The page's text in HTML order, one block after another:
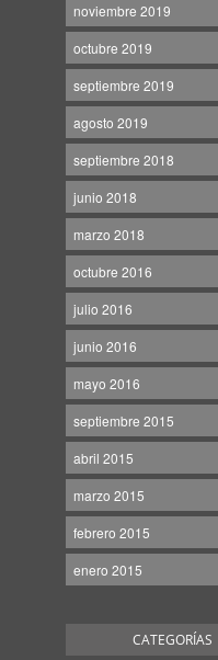
noviembre 2019
octubre 2019
septiembre 2019
agosto 2019
septiembre 2018
junio 2018
marzo 2018
octubre 2016
julio 2016
junio 2016
mayo 2016
septiembre 2015
abril 2015
marzo 2015
febrero 2015
enero 2015
CATEGORÍAS